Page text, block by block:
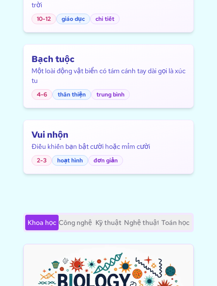
trời
10-12 giáo dục chi tiết
Bạch tuộc
Một loài động vật biển có tám cánh tay dài gọi là xúc
tu
4-6 thân thiện trung bình
Vui nhộn
Điều khiến bạn bật cười hoặc mỉm cười
2-3 hoạt hình đơn giản
Khoa học Công nghệ Kỹ thuật Nghệ thuật Toán học